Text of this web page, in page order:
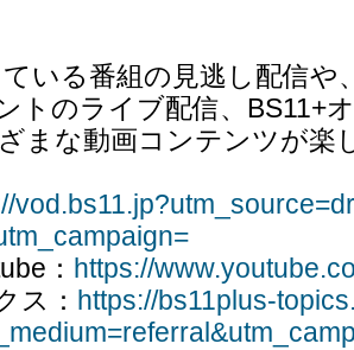
いる番組の見逃し配信や
トのライブ配信、BS11+
まな動画コンテンツが楽
： https://
ス： https://bs11plus-